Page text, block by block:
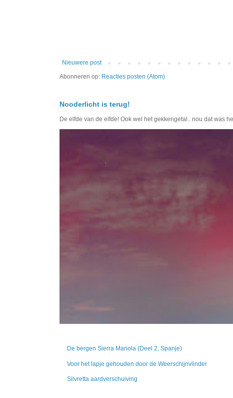
Nieuwere post
Abonneren op: Reacties posten (Atom)
Nooderlicht is terug!
De elfde van de elfde! Ook wel het gekkengetal.. nou dat was
De bergen Sierra Mariola (Deel 2, Spanje)
Voor het lapje gehouden door de Weerschijnvlinder
Silvretta aardverschuiving